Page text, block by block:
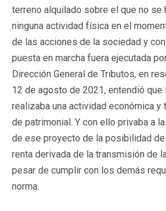
terreno alquilado sobre el que no se
ninguna actividad física en el
de las acciones de la sociedad y
puesta en marcha fuera ejecutada
Dirección General de Tributos, en
12 de agosto de 2021, entendió que
realizaba una actividad económica y
de patrimonial. Y con ello privaba a
de ese proyecto de la posibilidad
renta derivada de la transmisión de
pesar de cumplir con los demás
norma.